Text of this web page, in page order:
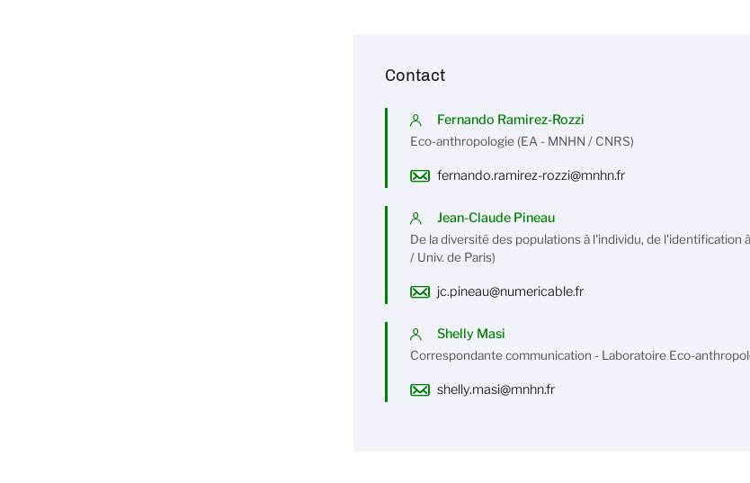
Contact
Fernando Ramirez-Rozzi
Eco-anthropologie (EA - MNHN / CNRS)
fernando.ramirez-rozzi@mnhn.fr
Jean-Claude Pineau
De la diversité des populations à l'individu, de l'identification
/ Univ. de Paris)
jc.pineau@numericable.fr
Shelly Masi
Correspondante communication - Laboratoire Eco-
shelly.masi@mnhn.fr